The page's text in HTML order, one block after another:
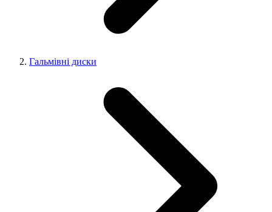
Гальмівні диски